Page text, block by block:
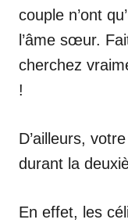
couple n’ont
l’âme sœur.
cherchez
!
D’ailleurs,
durant la
En effet, les